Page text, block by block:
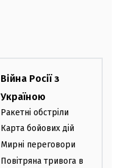
Війна Росії з
Україною
Ракетні обстріли
Карта бойових дій
Мирні переговори
Повітряна тривога в